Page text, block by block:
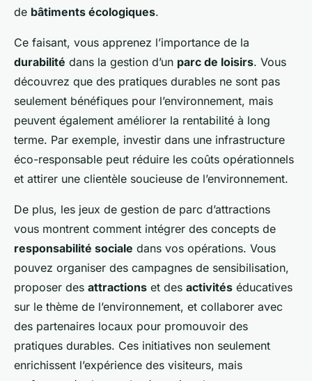
de bâtiments écologiques.
Ce faisant, vous apprenez l’importance de la
durabilité dans la gestion d’un parc de loisirs. Vous
découvrez que des pratiques durables ne sont pas
seulement bénéfiques pour l’environnement, mais
peuvent également améliorer la rentabilité à long
terme. Par exemple, investir dans une infrastructure
éco-responsable peut réduire les coûts opérationnels
et attirer une clientèle soucieuse de l’environnement.
De plus, les jeux de gestion de parc d’attractions
vous montrent comment intégrer des concepts de
responsabilité sociale dans vos opérations. Vous
pouvez organiser des campagnes de sensibilisation,
proposer des attractions et des activités éducatives
sur le thème de l’environnement, et collaborer avec
des partenaires locaux pour promouvoir des
pratiques durables. Ces initiatives non seulement
enrichissent l’expérience des visiteurs, mais